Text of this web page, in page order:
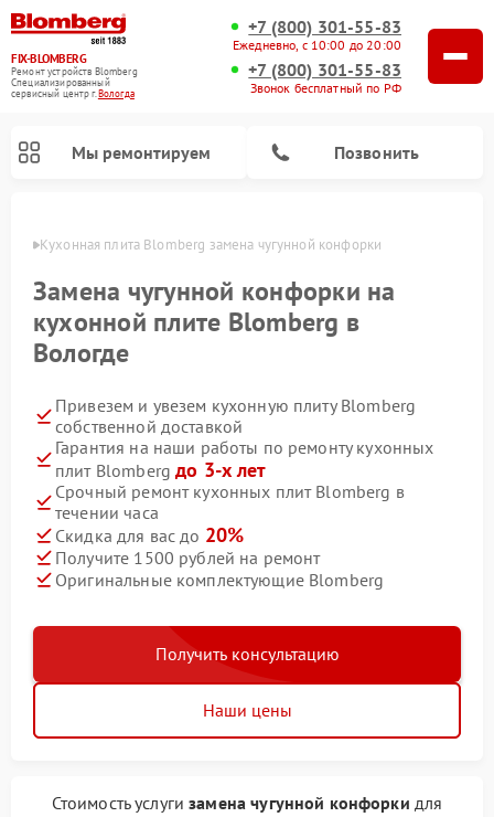
FIX-BLOMBERG
Ремонт устройств Blomberg
Специализированный
cервисный центр г.Вологда
+7 (800) 301-55-83
Ежедневно, с 10:00 до 20:00
+7 (800) 301-55-83
Звонок бесплатный по РФ
Мы ремонтируем Позвонить
Кухонная плита Blomberg замена чугунной конфорки
Замена чугунной конфорки на
кухонной плите Blomberg в
Вологде
Привезем и увезем кухонную плиту Blomberg
собственной доставкой
Гарантия на наши работы по ремонту кухонных
плит Blombergдо 3-х лет
Срочный ремонт кухонных плит Blomberg в
течении часа
Скидка для вас до 20%
Получите 1500 рублей на ремонт
Оригинальные комплектующие Blomberg
Получить консультацию
Наши цены
Стоимость услугизамена чугунной конфорки для